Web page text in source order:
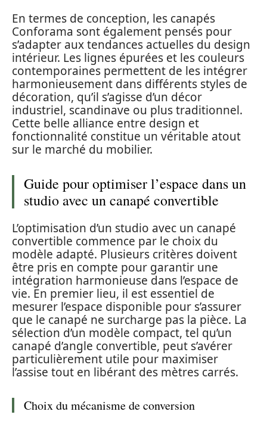
En termes de conception, les canapés
Conforama sont également pensés pour
s’adapter aux tendances actuelles du design
intérieur. Les lignes épurées et les couleurs
contemporaines permettent de les intégrer
harmonieusement dans différents styles de
décoration, qu’il s’agisse d’un décor
industriel, scandinave ou plus traditionnel.
Cette belle alliance entre design et
fonctionnalité constitue un véritable atout
sur le marché du mobilier.
Guide pour optimiser l’espace dans un
studio avec un canapé convertible
L’optimisation d’un studio avec un canapé
convertible commence par le choix du
modèle adapté. Plusieurs critères doivent
être pris en compte pour garantir une
intégration harmonieuse dans l’espace de
vie. En premier lieu, il est essentiel de
mesurer l’espace disponible pour s’assurer
que le canapé ne surcharge pas la pièce. La
sélection d’un modèle compact, tel qu’un
canapé d’angle convertible, peut s’avérer
particulièrement utile pour maximiser
l’assise tout en libérant des mètres carrés.
Choix du mécanisme de conversion